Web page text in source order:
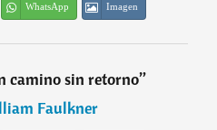
WhatsApp Imagen
camino sin retorno”
Faulkner